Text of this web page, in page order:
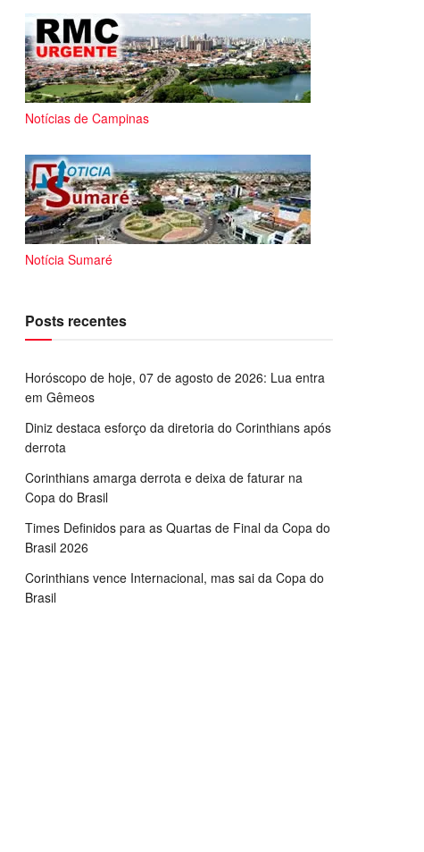
Notícias de Campinas
Notícia Sumaré
Posts recentes
Horóscopo de hoje, 07 de agosto de 2026: Lua entra
em Gêmeos
Diniz destaca esforço da diretoria do Corinthians após
derrota
Corinthians amarga derrota e deixa de faturar na
Copa do Brasil
Times Definidos para as Quartas de Final da Copa do
Brasil 2026
Corinthians vence Internacional, mas sai da Copa do
Brasil